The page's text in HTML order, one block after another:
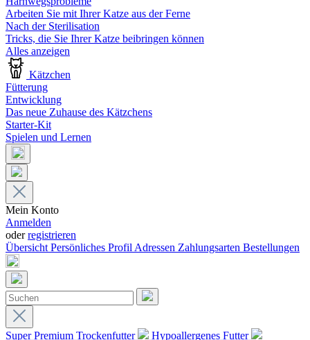
Arbeiten Sie mit Ihrer Katze aus der Ferne
Nach der Sterilisation
Tricks, die Sie Ihrer Katze beibringen können
Alles anzeigen
Kätzchen
Fütterung
Entwicklung
Das neue Zuhause des Kätzchens
Starter-Kit
Spielen und Lernen
Mein Konto
Anmelden
oderregistrieren
Übersicht Persönliches Profil Adressen Zahlungsarten Bestellungen
Super Premium Trockenfutter
Hypoallergenes Futter